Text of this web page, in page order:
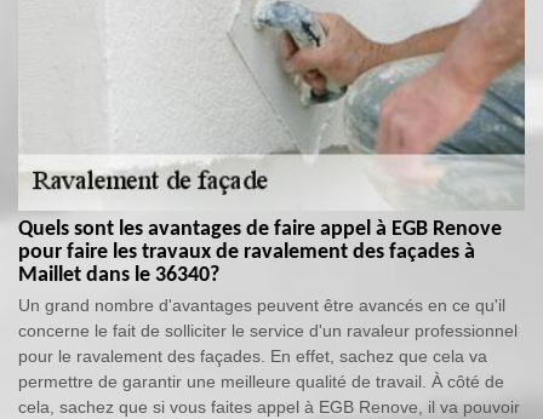
Quels sont les avantages de faire appel à EGB Renove
pour faire les travaux de ravalement des façades à
Maillet dans le 36340?
Un grand nombre d'avantages peuvent être avancés en ce qu'il
concerne le fait de solliciter le service d'un ravaleur professionnel
pour le ravalement des façades. En effet, sachez que cela va
permettre de garantir une meilleure qualité de travail. À côté de
cela, sachez que si vous faites appel à EGB Renove, il va pouvoir